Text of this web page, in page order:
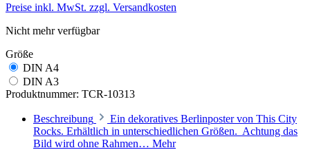
Preise inkl. MwSt. zzgl. Versandkosten
Nicht mehr verfügbar
Größe
DIN A4
DIN A3
Produktnummer: TCR-10313
Beschreibung
Ein dekoratives Berlinposter von This City
Rocks. Erhältlich in unterschiedlichen Größen. Achtung das
Bild wird ohne Rahmen… Mehr